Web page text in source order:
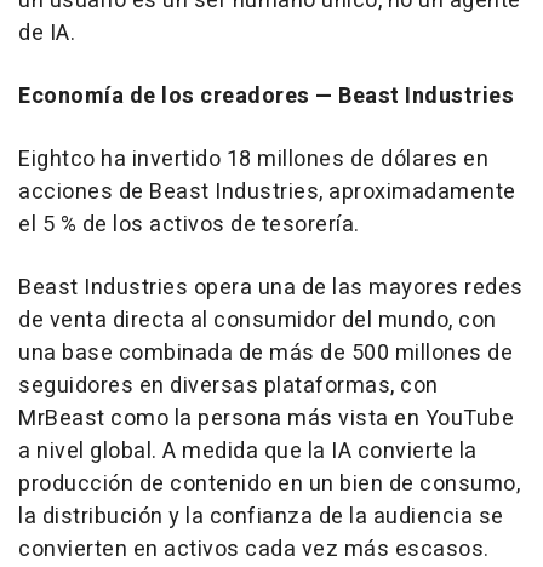
de IA.
Economía de los creadores — Beast Industries
Eightco ha invertido 18 millones de dólares en
acciones de Beast Industries, aproximadamente
el 5 % de los activos de tesorería.
Beast Industries opera una de las mayores redes
de venta directa al consumidor del mundo, con
una base combinada de más de 500 millones de
seguidores en diversas plataformas, con
MrBeast como la persona más vista en YouTube
a nivel global. A medida que la IA convierte la
producción de contenido en un bien de consumo,
la distribución y la confianza de la audiencia se
convierten en activos cada vez más escasos.